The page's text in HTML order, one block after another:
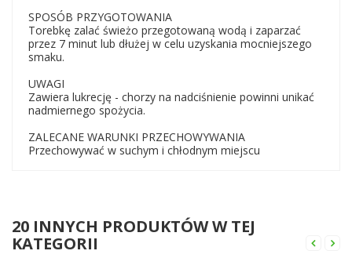
SPOSÓB PRZYGOTOWANIA
Torebkę zalać świeżo przegotowaną wodą i zaparzać
przez 7 minut lub dłużej w celu uzyskania mocniejszego
smaku.
UWAGI
Zawiera lukrecję - chorzy na nadciśnienie powinni unikać
nadmiernego spożycia.
ZALECANE WARUNKI PRZECHOWYWANIA
Przechowywać w suchym i chłodnym miejscu
20 INNYCH PRODUKTÓW W TEJ
KATEGORII